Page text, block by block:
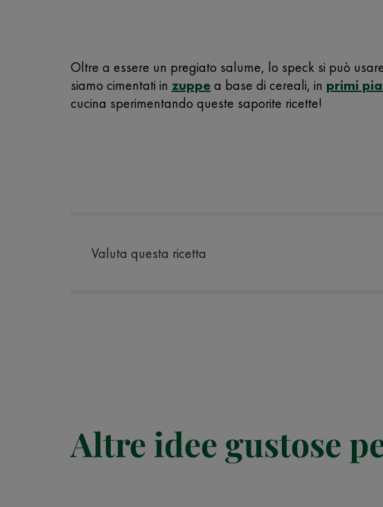
Oltre a essere un pregiato salume, lo speck si può
siamo cimentati in zuppea base di cereali, in primi
cucina sperimentando queste saporite ricette!
Valuta questa ricetta
Altre idee gustose